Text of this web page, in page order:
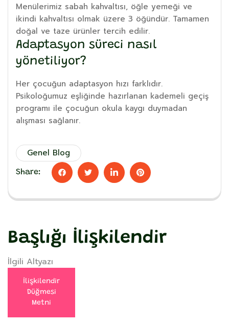
Menülerimiz sabah kahvaltısı, öğle yemeği ve
ikindi kahvaltısı olmak üzere 3 öğündür. Tamamen
doğal ve taze ürünler tercih edilir.
Adaptasyon süreci nasıl
yönetiliyor?
Her çocuğun adaptasyon hızı farklıdır.
Psikoloğumuz eşliğinde hazırlanan kademeli geçiş
programı ile çocuğun okula kaygı duymadan
alışması sağlanır.
Genel Blog
Share:
Başlığı İlişkilendir
İlgili Altyazı
İlişkilendir
Düğmesi
Metni